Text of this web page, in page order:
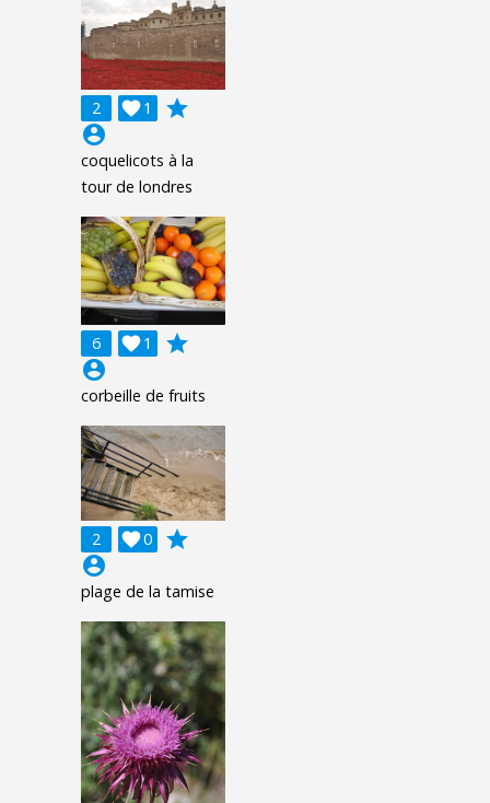
2 1

grade
account_circle
coquelicots à la
tour de londres
6 1

grade
account_circle
corbeille de fruits
2 0

grade
account_circle
plage de la tamise